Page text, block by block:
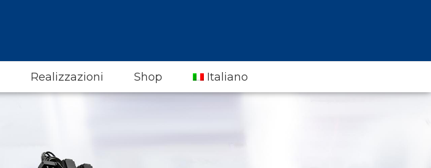
Realizzazioni Shop Italiano